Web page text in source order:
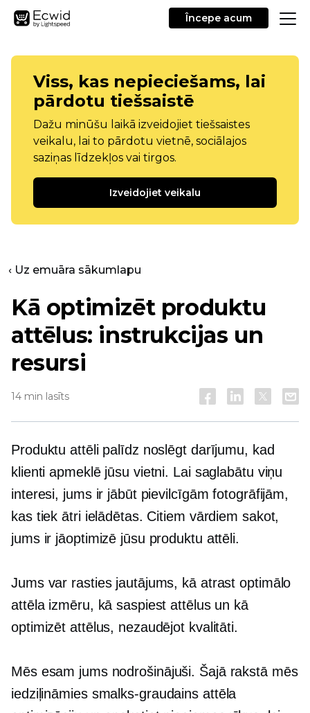
Începe acum
Viss, kas nepieciešams, lai
pārdotu tiešsaistē
Dažu minūšu laikā izveidojiet tiešsaistes
veikalu, lai to pārdotu vietnē, sociālajos
saziņas līdzekļos vai tirgos.
Izveidojiet veikalu
‹ Uz emuāra sākumlapu
Kā optimizēt produktu
attēlus: instrukcijas un
resursi
14 min lasīts
Produktu attēli palīdz noslēgt darījumu, kad
klienti apmeklē jūsu vietni. Lai saglabātu viņu
interesi, jums ir jābūt pievilcīgām fotogrāfijām,
kas tiek ātri ielādētas. Citiem vārdiem sakot,
jums ir jāoptimizē jūsu produktu attēli.
Jums var rasties jautājums, kā atrast optimālo
attēla izmēru, kā saspiest attēlus un kā
optimizēt attēlus, nezaudējot kvalitāti.
Mēs esam jums nodrošinājuši. Šajā rakstā mēs
iedziļināmies smalks-graudains attēla